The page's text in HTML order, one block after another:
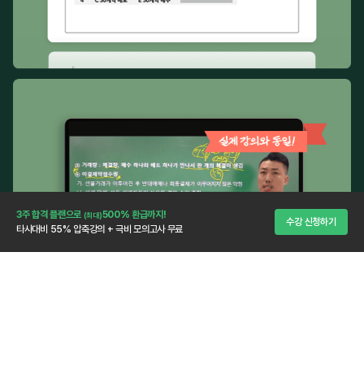
3주 합격 플랜으로 (최대)500% 환급까지!
타사대비 55% 압축강의 + 극비 모의고사 무료
수강 신청하기